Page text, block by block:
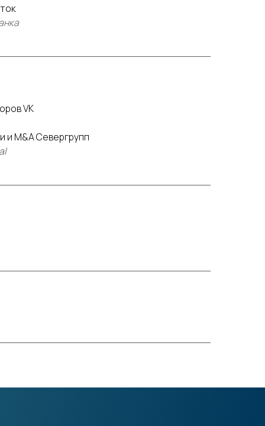
VK
и M&A Севергрупп